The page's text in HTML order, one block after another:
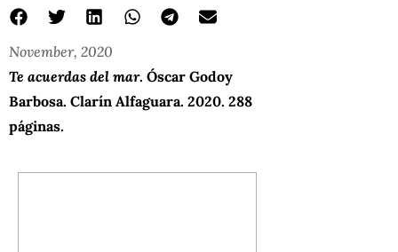
November, 2020
Te acuerdas del mar. Óscar Godoy
Barbosa. Clarín Alfaguara. 2020. 288
páginas.